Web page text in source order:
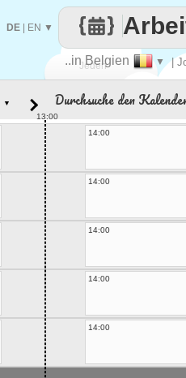
Jeden
..in Belgien ▼ |
DE EN ▼
▼ Durchsuche den
13:00
14:00
14:00
14:00
14:00
14:00